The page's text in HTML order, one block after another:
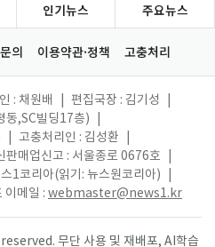
인기뉴스 주요뉴스
의 이용약관·정책 고충처리
: 채원배 편집국장 : 김기성
동,SC빌딩17층)
고충처리인 : 김성환
판매업신고 : 서울종로 0676호
1코리아(읽기: 뉴스원코리아)
이메일 : webmaster@news1.kr
무단 사용 및 재배포, AI학습